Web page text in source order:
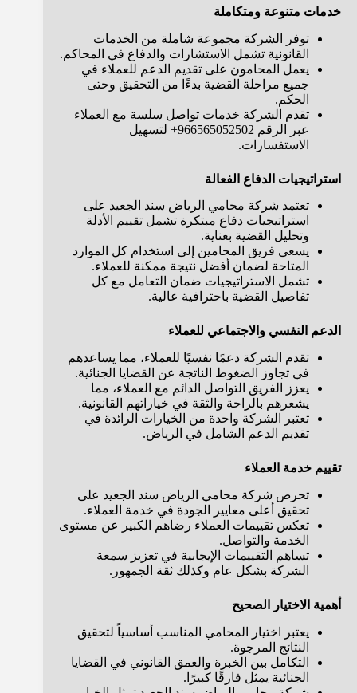
خدمات متنوعة ومتكاملة
توفر الشركة مجموعة شاملة من الخدمات
القانونية تشمل الاستشارات والدفاع في المحاكم.
يعمل المحامون على تقديم الدعم للعملاء في
جميع مراحلة القضية بدءًا من التحقيق وحتى
الحكم.
تقدم الشركة خدمات تواصل سلسة مع العملاء
عبر الرقم 966565052502+ لتسهيل
الاستفسارات.
استراتيجيات الدفاع الفعالة
تعتمد شركة محامي الرياض سند الجعيد على
استراتيجيات دفاع مبتكرة تشمل تقييم الأدلة
وتحليل القضية بعناية.
يسعى فريق المحامين إلى استخدام كل الموارد
المتاحة لضمان أفضل نتيجة ممكنة للعملاء.
تشمل الاستراتيجيات ضمان التعامل مع كل
تفاصيل القضية باحترافية عالية.
الدعم النفسي والاجتماعي للعملاء
تقدم الشركة دعمًا نفسيًا للعملاء، مما يساعدهم
في تجاوز الضغوط الناتجة عن القضايا الجنائية.
يعزز الفريق التواصل الدائم مع العملاء، مما
يشعرهم بالراحة والثقة في خياراتهم القانونية.
تعتبر الشركة واحدة من الخيارات الرائدة في
تقديم الدعم الشامل في الرياض.
تقييم خدمة العملاء
تحرص شركة محامي الرياض سند الجعيد على
تحقيق أعلى معايير الجودة في خدمة العملاء.
تعكس تقييمات العملاء رضاهم الكبير عن مستوى
الخدمة والتواصل.
تساهم التقييمات الإيجابية في تعزيز سمعة
الشركة بشكل عام وكذلك ثقة الجمهور.
أهمية الاختيار الصحيح
يعتبر اختيار المحامي المناسب أساسياً لتحقيق
النتائج المرجوة.
التكامل بين الخبرة والعمق القانوني في القضايا
الجنائية يمثل فارقًا كبيرًا.